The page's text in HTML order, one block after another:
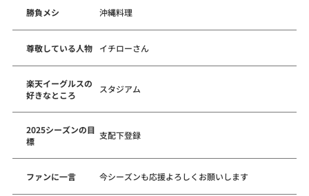
勝負メシ 沖縄料理
尊敬している人物 イチローさん
楽天イーグルスの
好きなところ
スタジアム
2025シーズンの目
標
支配下登録
ファンに一言 今シーズンも応援よろしくお願いします